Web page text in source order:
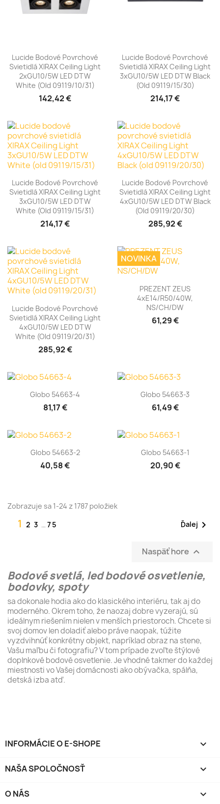
Lucide Bodové Povrchové
Svietidlá XIRAX Ceiling Light
2xGU10/5W LED DTW
White (old 09119/10/31)
142,42 €
Lucide Bodové Povrchové
Svietidlá XIRAX Ceiling Light
3xGU10/5W LED DTW Black
(old 09119/15/30)
214,17 €
Lucide Bodové Povrchové
Svietidlá XIRAX Ceiling Light
3xGU10/5W LED DTW
White (old 09119/15/31)
214,17 €
Lucide Bodové Povrchové
Svietidlá XIRAX Ceiling Light
4xGU10/5W LED DTW Black
(old 09119/20/30)
285,92 €
Lucide Bodové Povrchové
Svietidlá XIRAX Ceiling Light
4xGU10/5W LED DTW
White (old 09119/20/31)
285,92 €
PREZENT ZEUS
4xE14/R50/40W,
NS/CH/DW
61,29 €
NOVINKA
Globo 54663-4
81,17 €
Globo 54663-3
61,49 €
Globo 54663-2
40,58 €
Globo 54663-1
20,90 €
Zobrazuje sa 1-24 z 1787 položiek
1 2 3 … 75 Ďalej 
Naspäť hore 
Bodové svetlá, led bodové osvetlenie,
bodovky, spoty
sa dokonale hodia ako do klasického interiéru, tak aj do
moderného. Okrem toho, že naozaj dobre vyzerajú, sú
ideálnym riešením nielen v menších priestoroch. Chcete si
svoj domov len doladiť alebo práve naopak, túžite
vyzdvihnúť konkrétny objekt, napríklad obraz na stene,
Vašu maľbu či fotografiu? V tom prípade zvoľte štýlové
doplnkové bodové osvetlenie. Je vhodné takmer do každej
miestnosti vo Vašej domácnosti ako obývačka, spálňa,
detská izba atď.
INFORMÁCIE O E-SHOPE keyboard_arrow_down
NAŠA SPOLOČNOSŤ 
O NÁS 